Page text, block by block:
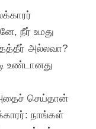
நீர் உமது
அல்லவா?
உண்டானது
செய்தான்
நாங்கள்